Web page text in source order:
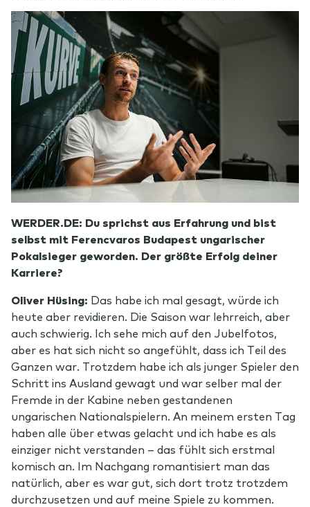
WERDER.DE: Du sprichst aus Erfahrung und bist
selbst mit Ferencvaros Budapest ungarischer
Pokalsieger geworden. Der größte Erfolg deiner
Karriere?
Oliver Hüsing: Das habe ich mal gesagt, würde ich
heute aber revidieren. Die Saison war lehrreich, aber
auch schwierig. Ich sehe mich auf den Jubelfotos,
aber es hat sich nicht so angefühlt, dass ich Teil des
Ganzen war. Trotzdem habe ich als junger Spieler den
Schritt ins Ausland gewagt und war selber mal der
Fremde in der Kabine neben gestandenen
ungarischen Nationalspielern. An meinem ersten Tag
haben alle über etwas gelacht und ich habe es als
einziger nicht verstanden – das fühlt sich erstmal
komisch an. Im Nachgang romantisiert man das
natürlich, aber es war gut, sich dort trotz trotzdem
durchzusetzen und auf meine Spiele zu kommen.